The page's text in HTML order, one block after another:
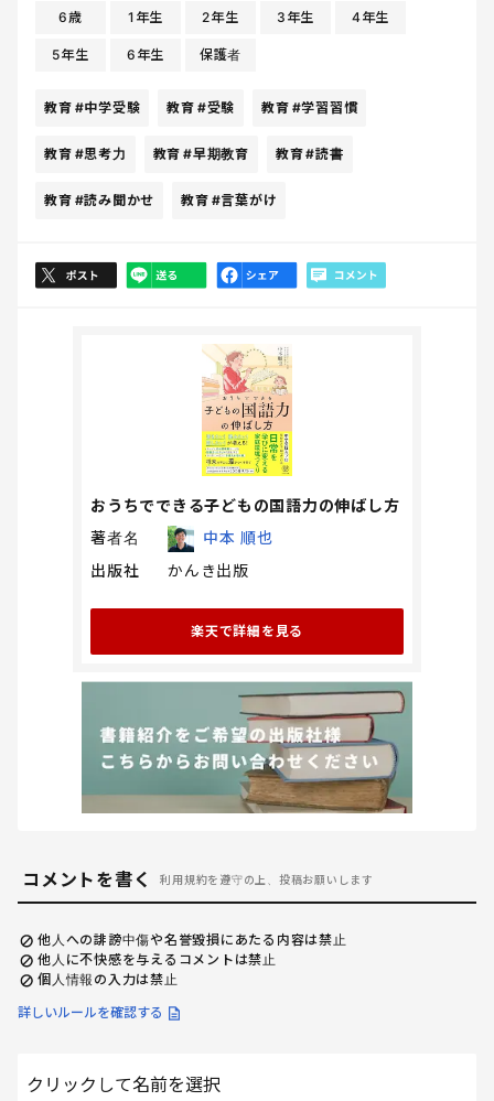
6歳 1年生 2年生 3年生 4年生
5年生 6年生 保護者
教育 #中学受験 教育 #受験 教育 #学習習慣
教育 #思考力 教育 #早期教育 教育#読書
教育 #読み聞かせ 教育 #言葉がけ
おうちでできる子どもの国語力の伸ばし方
著者名
中本 順也
出版社
かんき出版
楽天で詳細を見る
コメントを書く 利用規約を遵守の上、投稿お願いします
他人への誹謗中傷や名誉毀損にあたる内容は禁止
他人に不快感を与えるコメントは禁止
個人情報の入力は禁止
詳しいルールを確認する
クリックして名前を選択